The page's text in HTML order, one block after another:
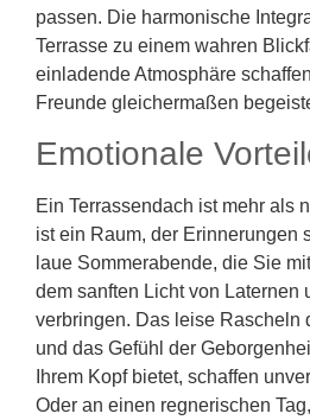
passen. Die harmonische
Terrasse zu einem wahren
einladende Atmosphäre
Freunde gleichermaßen
Emotionale
Ein Terrassendach ist mehr als
ist ein Raum, der Erinnerungen
laue Sommerabende, die Sie
dem sanften Licht von Laternen
verbringen. Das leise Rascheln
und das Gefühl der
Ihrem Kopf bietet, schaffen
Oder an einen regnerischen